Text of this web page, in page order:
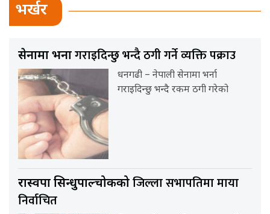
भर्खर
सेनामा भर्नागराइदिन्छु भन्दै ठगी गर्ने व्यक्ति पक्राउ
धनगढी – नेपाली सेनामा भर्ना
गराइदिन्छु भन्दै रकम ठगी गरेको
रास्वपा सिन्धुपाल्चोककोजिल्ला सभापतिमा माया
निर्वाचित